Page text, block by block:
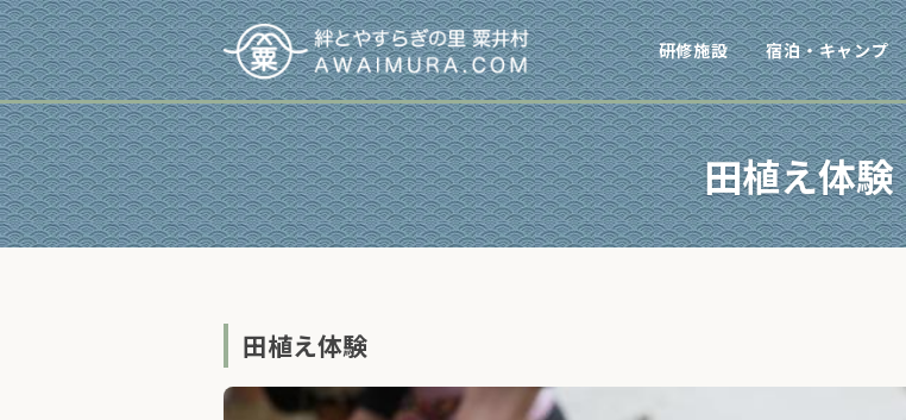
研修施設 宿泊・キャンプ
田植え体験
田植え体験